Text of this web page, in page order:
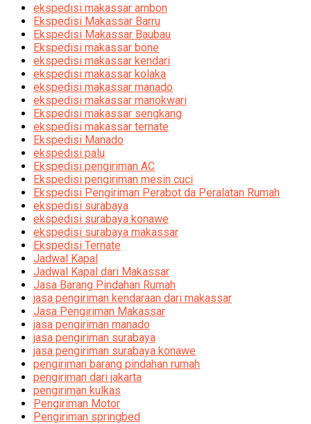
ekspedisi makassar ambon
Ekspedisi Makassar Barru
Ekspedisi Makassar Baubau
Ekspedisi makassar bone
ekspedisi makassar kendari
ekspedisi makassar kolaka
ekspedisi makassar manado
ekspedisi makassar manokwari
Ekspedisi makassar sengkang
ekspedisi makassar ternate
Ekspedisi Manado
ekspedisi palu
Ekspedisi pengiriman AC
Ekspedisi pengiriman mesin cuci
Ekspedisi Pengiriman Perabot da Peralatan Rumah
ekspedisi surabaya
ekspedisi surabaya konawe
ekspedisi surabaya makassar
Ekspedisi Ternate
Jadwal Kapal
Jadwal Kapal dari Makassar
Jasa Barang Pindahan Rumah
jasa pengiriman kendaraan dari makassar
Jasa Pengiriman Makassar
jasa pengiriman manado
jasa pengiriman surabaya
jasa pengiriman surabaya konawe
pengiriman barang pindahan rumah
pengiriman dari jakarta
pengiriman kulkas
Pengiriman Motor
Pengiriman springbed